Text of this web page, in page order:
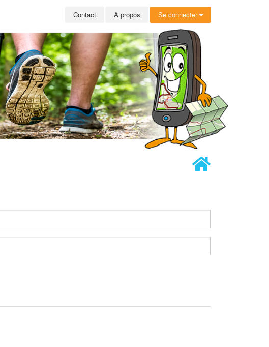
Contact A propos Se connecter